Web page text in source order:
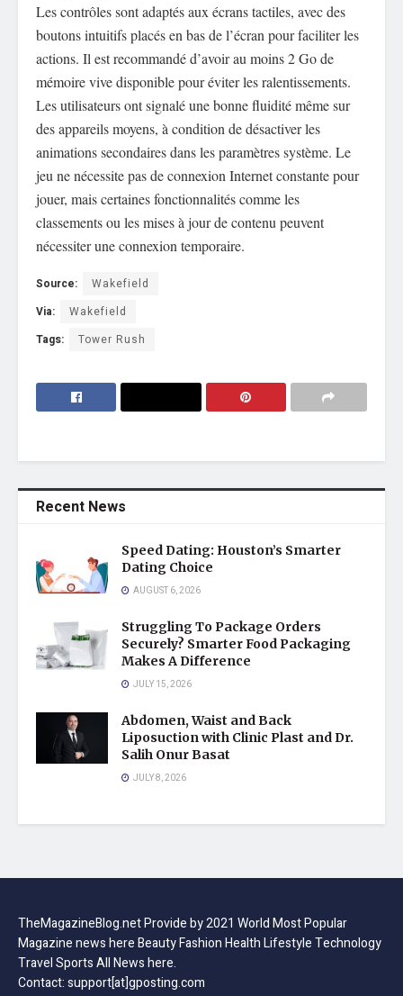
Les contrôles sont adaptés aux écrans tactiles, avec des
boutons intuitifs placés en bas de l’écran pour faciliter les
actions. Il est recommandé d’avoir au moins 2 Go de
mémoire vive disponible pour éviter les ralentissements.
Les utilisateurs ont signalé une bonne fluidité même sur
des appareils moyens, à condition de désactiver les
animations secondaires dans les paramètres système. Le
jeu ne nécessite pas de connexion Internet constante pour
jouer, mais certaines fonctionnalités comme les
classements ou les mises à jour de contenu peuvent
nécessiter une connexion temporaire.
Source:
Wakefield
Via:
Wakefield
Tags:
Tower Rush
Recent News
Speed Dating: Houston’s Smarter
Dating Choice
AUGUST 6, 2026
Struggling To Package Orders
Securely? Smarter Food Packaging
Makes A Difference
JULY 15, 2026
Abdomen, Waist and Back
Liposuction with Clinic Plast and Dr.
Salih Onur Basat
JULY 8, 2026
TheMagazineBlog.net Provide by 2021 World Most Popular
Magazine news here Beauty Fashion Health Lifestyle Technology
Travel Sports All News here.
Contact: support[at]gposting.com